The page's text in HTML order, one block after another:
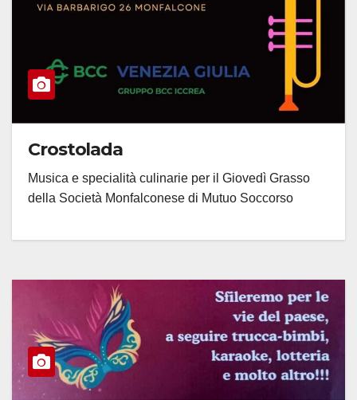
Crostolada
Musica e specialità culinarie per il Giovedì Grasso
della Società Monfalconese di Mutuo Soccorso